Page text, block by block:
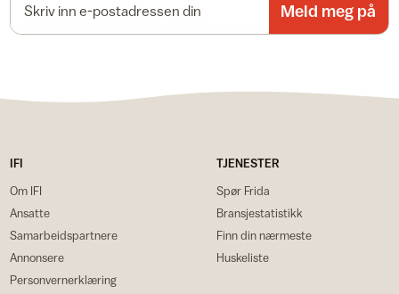
Meld meg på
IFI
Om IFI
Ansatte
Samarbeidspartnere
Annonsere
Personvernerklæring
TJENESTER
Spør Frida
Bransjestatistikk
Finn din nærmeste
Huskeliste